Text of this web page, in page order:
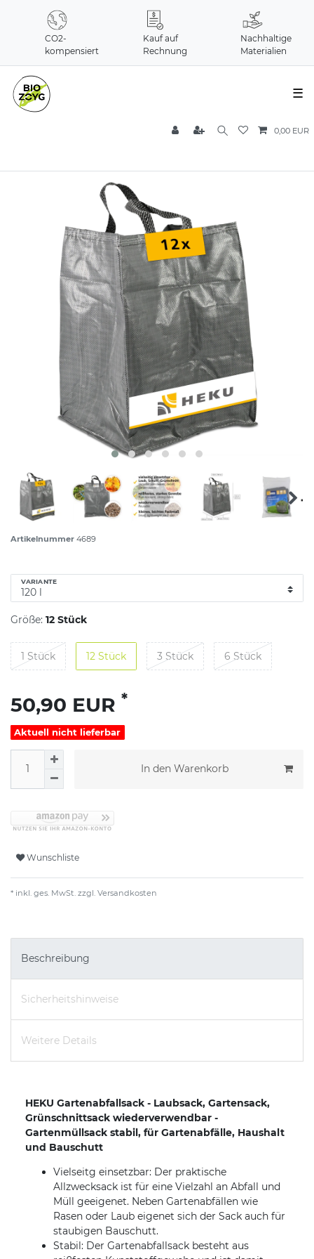
CO2-
kompensiert
Kauf auf
Rechnung
Nachhaltige
Materialien
☰
0,00 EUR
Artikelnummer 4689
VARIANTE
Größe: 12 Stück
1 Stück 12 Stück 3 Stück 6 Stück
50,90 EUR *
Aktuell nicht lieferbar
In den Warenkorb
Wunschliste
* inkl. ges. MwSt. zzgl. Versandkosten
Beschreibung
Sicherheitshinweise
Weitere Details
HEKU Gartenabfallsack - Laubsack, Gartensack,
Grünschnittsack wiederverwendbar -
Gartenmüllsack stabil, für Gartenabfälle, Haushalt
und Bauschutt
Vielseitg einsetzbar: Der praktische
Allzwecksack ist für eine Vielzahl an Abfall und
Müll geeigenet. Neben Gartenabfällen wie
Rasen oder Laub eigenet sich der Sack auch für
staubigen Bauschutt.
Stabil: Der Gartenabfallsack besteht aus